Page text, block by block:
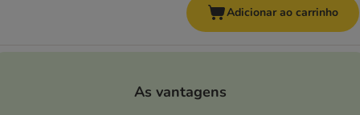
Adicionar ao carrinho
As vantagens